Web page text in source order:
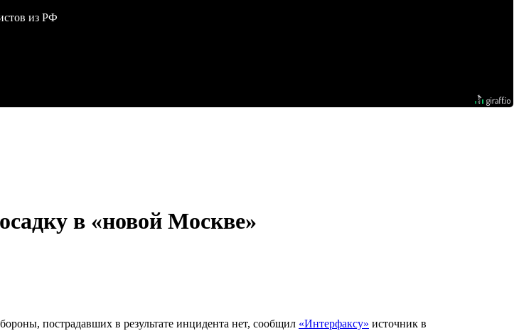
из РФ
в «новой Москве»
пострадавших в результате инцидента нет, сообщил «Интерфаксу» источник в